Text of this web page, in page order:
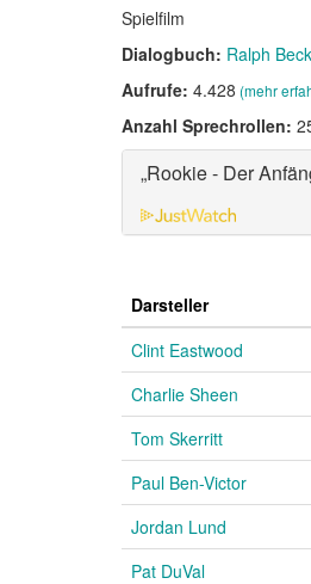
Spielfilm
Dialogbuch: Ralph
Aufrufe: 4.428 (mehr
Anzahl Sprechrollen:
„Rookie - Der
Darsteller
Clint Eastwood
Charlie Sheen
Tom Skerritt
Paul Ben-Victor
Jordan Lund
Pat DuVal